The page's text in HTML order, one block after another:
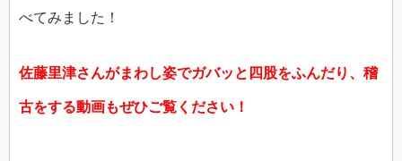
べてみました！
佐藤里津さんがまわし姿でガバッと四股をふんだり、稽
古をする動画もぜひご覧ください！